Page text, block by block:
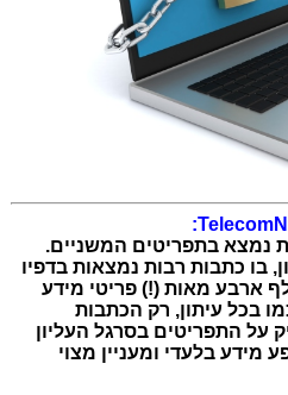
נמצא בתפריטים המשניים.
בו כתבות רבות נמצאות בדפיו
ארבע מאות (!) פריטי מידע
בכל עיתון, רק הכתבות
על התפריטים בסרגל העליון
מידע בלעדי ומעניין מצוי